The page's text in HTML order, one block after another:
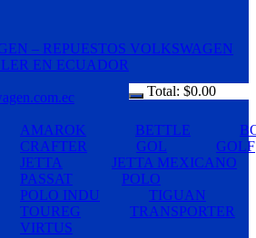
Total: $0.00
AMAROK BETTLE
CRAFTER
GOL
GOLF
JETTA
JETTA MEXICANO
PASSAT
POLO
POLO INDU
TIGUAN
TOUREG
TRANSPORTER
VIRTUS